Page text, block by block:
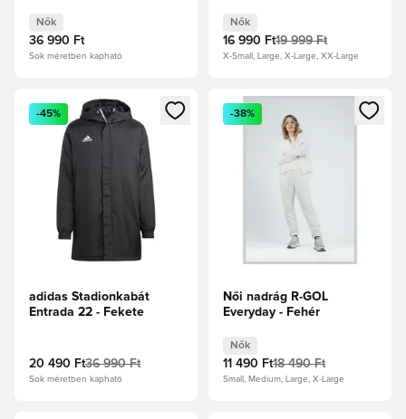
Nők
36 990 Ft
Sok méretben kapható
Nők
16 990 Ft19 999 Ft
X-Small, Large, X-Large, XX-Large
Megnyit egy modált a bejelentkezéshez vagy a tagként
-45%
adidas Stadionkabát
Entrada 22 - Fekete
20 490 Ft36 990 Ft
Sok méretben kapható
Megnyit egy modált a
-38%
Női nadrág R-GOL
Everyday - Fehér
Nők
11 490 Ft18 490 Ft
Small, Medium, Large, X-Large